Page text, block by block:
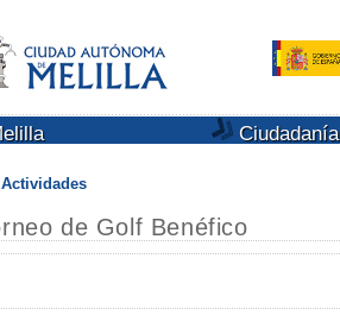
Ciudadanía
Actividades
de Golf Benéfico